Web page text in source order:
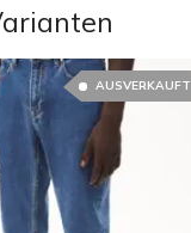
AUSVERKAUFT